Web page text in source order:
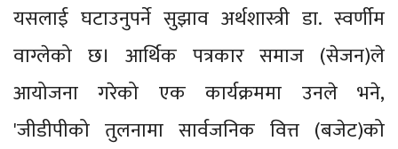
यसलाई घटाउनुपर्ने सुझाव अर्थशास्त्री डा. स्वर्णीम
वाग्लेको छ। आर्थिक पत्रकार समाज (सेजन)ले
आयोजना गरेको एक कार्यक्रममा उनले भने,
'जीडीपीको तुलनामा सार्वजनिक वित्त (बजेट)को